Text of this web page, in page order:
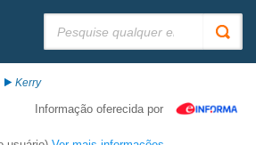
Kerry
Informação oferecida por